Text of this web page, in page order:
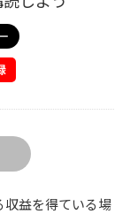
益を得ている場